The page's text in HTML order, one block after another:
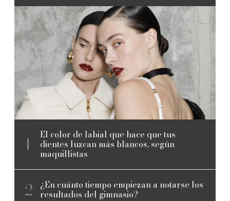
El color de labial que hace que tus
dientes luzcan más blancos, según
maquillistas
¿En cuánto tiempo empiezan a notarse los
resultados del gimnasio?